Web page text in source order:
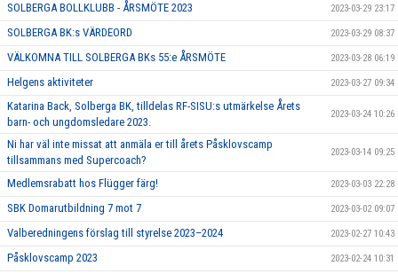
SOLBERGA BOLLKLUBB - ÅRSMÖTE 2023 2023-03-29 23:17
SOLBERGA BK:s VÄRDEORD 2023-03-29 08:37
VÄLKOMNA TILL SOLBERGA BKs 55:e ÅRSMÖTE 2023-03-28 06:19
Helgens aktiviteter 2023-03-27 09:34
Katarina Back, Solberga BK, tilldelas RF-SISU:s utmärkelse Årets
barn- och ungdomsledare 2023.
2023-03-24 10:26
Ni har väl inte missat att anmäla er till årets Påsklovscamp
tillsammans med Supercoach?
2023-03-14 09:25
Medlemsrabatt hos Flügger färg! 2023-03-03 22:28
SBK Domarutbildning 7 mot 7 2023-03-02 09:07
Valberedningens förslag till styrelse 2023–2024 2023-02-27 10:43
Påsklovscamp 2023 2023-02-24 10:31